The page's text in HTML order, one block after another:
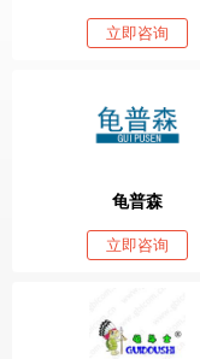
立即咨询
龟普森
立即咨询